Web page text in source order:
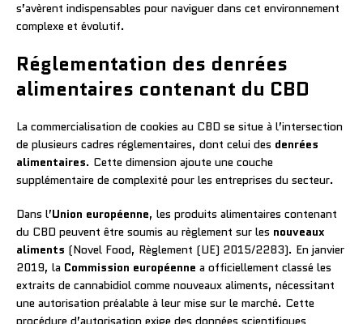
s’avèrent indispensables pour naviguer dans cet environnement
complexe et évolutif.
Réglementation des denrées
alimentaires contenant du CBD
La commercialisation de cookies au CBD se situe à l’intersection
de plusieurs cadres réglementaires, dont celui des denrées
alimentaires. Cette dimension ajoute une couche
supplémentaire de complexité pour les entreprises du secteur.
Dans l’Union européenne, les produits alimentaires contenant
du CBD peuvent être soumis au règlement sur les nouveaux
aliments (Novel Food, Règlement (UE) 2015/2283). En janvier
2019, la Commission européenne a officiellement classé les
extraits de cannabidiol comme nouveaux aliments, nécessitant
une autorisation préalable à leur mise sur le marché. Cette
procédure d’autorisation exige des données scientifiques